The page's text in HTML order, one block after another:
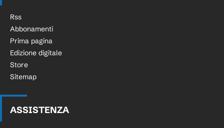
Rss
Abbonamenti
Prima pagina
Edizione digitale
Store
Sitemap
ASSISTENZA